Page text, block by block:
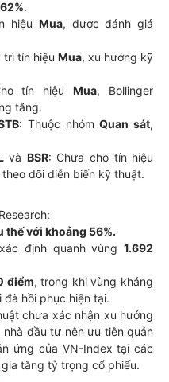
62%.
hiệu Mua, được đánh giá
trì tín hiệu Mua, xu hướng kỹ
tín hiệuMua, Bollinger
tăng.
: Thuộc nhómQuan sát,
và BSR: Chưa cho tín hiệu
dõi diễn biến kỹ thuật.
thế với khoảng 56%.
định quanh vùng 1.692
điểm, trong khi vùng kháng
hồi phục hiện tại.
chưa xác nhận xu hướng
đầu tư nên ưu tiên quản
ứng của VN-Index tại các
tăng tỷ trọng cổ phiếu.